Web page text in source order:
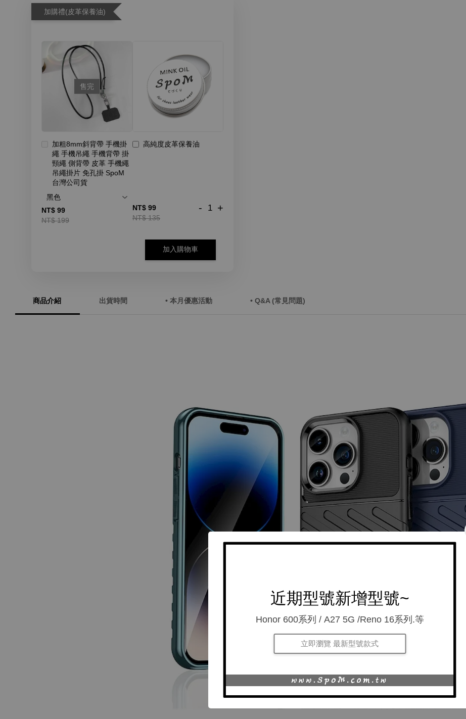
近期型號新增型號~
Honor 600系列 / A27 5G /Reno 16系列.等
立即瀏覽 最新型號款式
加購禮(皮革保養油)
售完
加粗8mm斜背帶 手機掛
繩 手機吊繩 手機背帶 掛
頸繩 側背帶 皮革 手機繩
吊繩掛片 免孔掛 SpoM
台灣公司貨
NT$ 99
NT$ 199
高純度皮革保養油
NT$ 99
NT$ 135
- +
加入購物車
商品介紹 出貨時間 • 本月優惠活動 • Q&A (常見問題)